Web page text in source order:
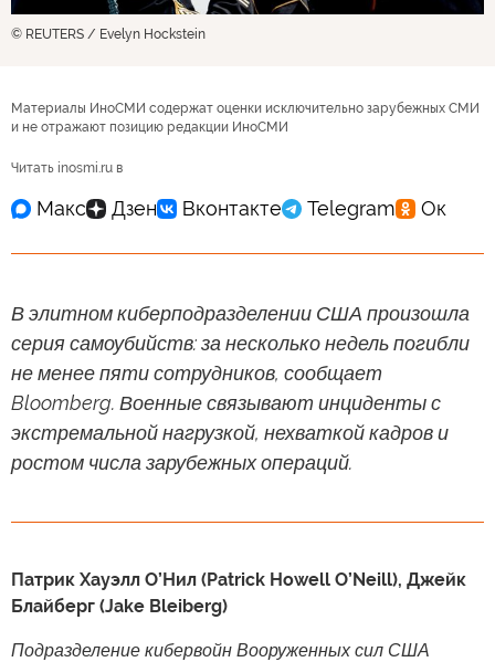
© REUTERS / Evelyn Hockstein
Материалы ИноСМИ содержат оценки исключительно зарубежных СМИ
и не отражают позицию редакции ИноСМИ
Читать inosmi.ru в
В элитном киберподразделении США произошла
серия самоубийств: за несколько недель погибли
не менее пяти сотрудников, сообщает
Bloomberg. Военные связывают инциденты с
экстремальной нагрузкой, нехваткой кадров и
ростом числа зарубежных операций.
Патрик Хауэлл О’Нил (Patrick Howell O’Neill), Джейк
Блайберг (Jake Bleiberg)
Подразделение кибервойн Вооруженных сил США